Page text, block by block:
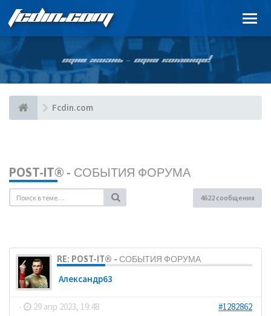
FCDIN.COM
ОДНА ЖИЗНЬ – ОДНА КОМАНДА!
Fcdin.com
POST-IT® - СОБЫТИЯ ФОРУМА
4622 сообщения
RE: POST-IT® - СОБЫТИЯ ФОРУМА
Александр63
- 29 апр 2023, 19:48
#1282862